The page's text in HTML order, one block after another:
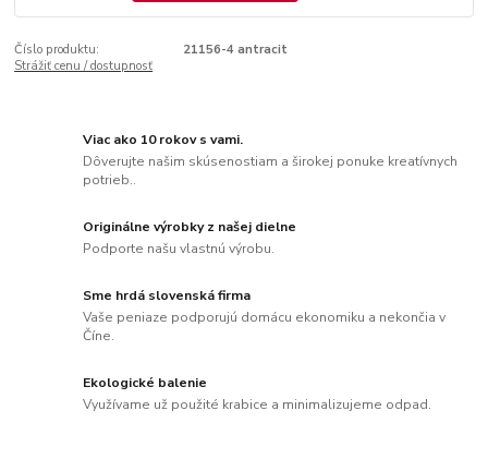
Číslo produktu:
21156-4 antracit
Strážiť cenu / dostupnosť
Viac ako 10 rokov s vami.
Dôverujte našim skúsenostiam a širokej ponuke kreatívnych
potrieb..
Originálne výrobky z našej dielne
Podporte našu vlastnú výrobu.
Sme hrdá slovenská firma
Vaše peniaze podporujú domácu ekonomiku a nekončia v
Číne.
Ekologické balenie
Využívame už použité krabice a minimalizujeme odpad.